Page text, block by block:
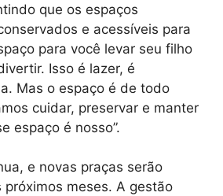
que os espaços
e acessíveis para
para você levar seu filho
Isso é lazer, é
Mas o espaço é de todo
cuidar, preservar e manter
espaço é nosso”.
e novas praças serão
próximos meses. A gestão